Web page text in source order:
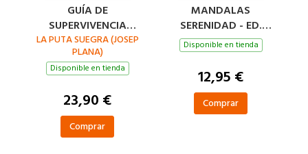
GUÍA DE
SUPERVIVENCIA
NUPCIAL
LA PUTA SUEGRA (JOSEP
PLANA)
Disponible en tienda
23,90 €
Comprar
MANDALAS
SERENIDAD - ED.
2026 (COL. HOBBIES)
Disponible en tienda
12,95 €
Comprar